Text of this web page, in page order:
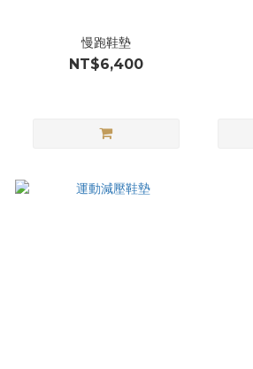
慢跑鞋墊
NT$6,400